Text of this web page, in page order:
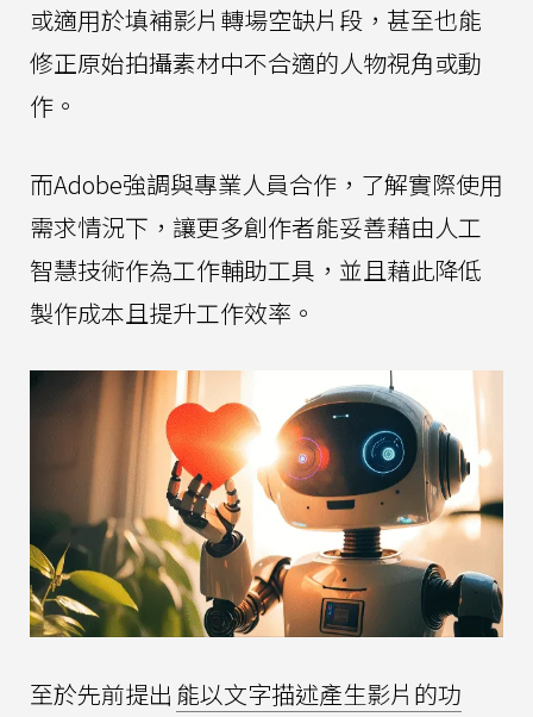
或適用於填補影片轉場空缺片段，甚至也能
修正原始拍攝素材中不合適的人物視角或動
作。
而Adobe強調與專業人員合作，了解實際使用
需求情況下，讓更多創作者能妥善藉由人工
智慧技術作為工作輔助工具，並且藉此降低
製作成本且提升工作效率。
至於先前提出 能以文字描述產生影片的功